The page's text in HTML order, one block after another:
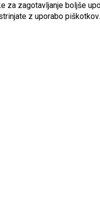
za zagotavljanje boljše
z uporabo